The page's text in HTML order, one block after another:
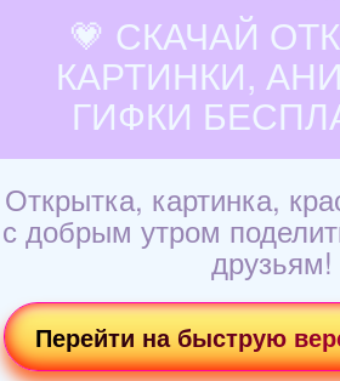
💗 СКАЧАЙ
КАРТИНКИ,
ГИФКИ
Открытка, картинка,
с добрым утром
друзьям!
Перейти на быструю